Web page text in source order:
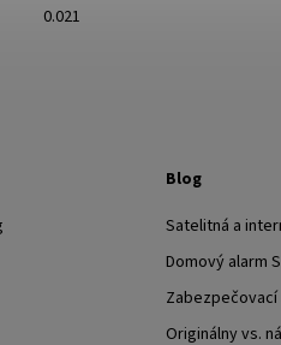
0.021
Blog
Satelitná a
Domový alarm
Originálny vs.